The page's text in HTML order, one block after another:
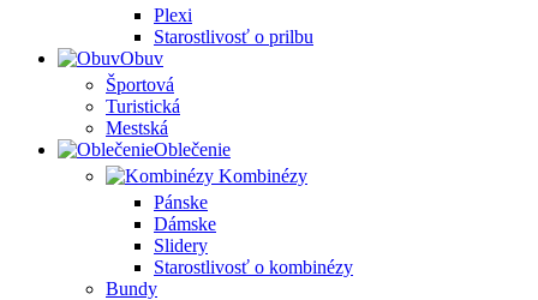
Plexi
Starostlivosť o prilbu
Obuv
Športová
Turistická
Mestská
Oblečenie
Kombinézy
Pánske
Dámske
Slidery
Starostlivosť o kombinézy
Bundy